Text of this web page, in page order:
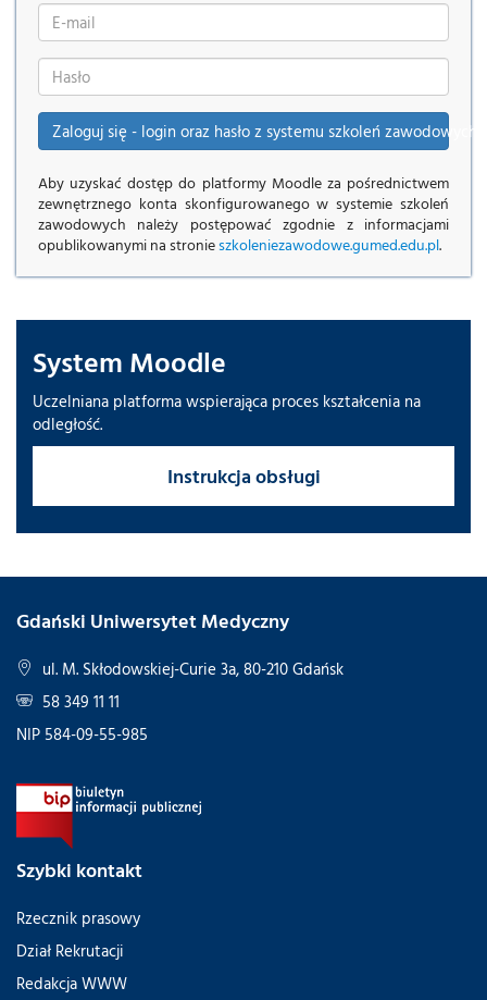
Nazwa
użytkownika
Hasło
Zaloguj się - login oraz hasło z systemu szkoleń zawodowych
Aby uzyskać dostęp do platformy Moodle za pośrednictwem
zewnętrznego konta skonfigurowanego w systemie szkoleń
zawodowych należy postępować zgodnie z informacjami
opublikowanymi na stronieszkoleniezawodowe.gumed.edu.pl.
System Moodle
Uczelniana platforma wspierająca proces kształcenia na
odległość.
Instrukcja obsługi
Gdański Uniwersytet Medyczny
ul. M. Skłodowskiej-Curie 3a, 80-210 Gdańsk
58 349 11 11
NIP 584-09-55-985
Szybki kontakt
Rzecznik prasowy
Dział Rekrutacji
Redakcja WWW